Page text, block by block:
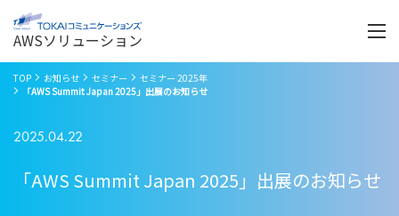
AWSソリューション
く
TOP お知らせ セミナー
セミナー 2025年
「AWS Summit Japan 2025」出展のお知らせ
2025.04.22
「AWS Summit Japan 2025」出展のお知らせ